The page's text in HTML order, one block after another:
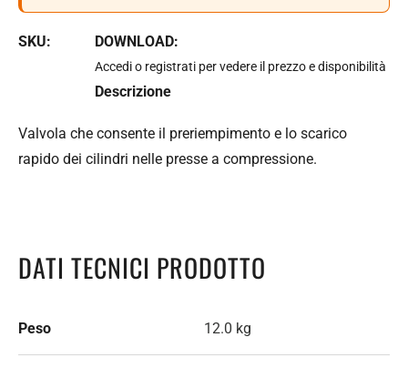
SKU: DOWNLOAD:
Accedi o registrati per vedere il prezzo e disponibilità
Descrizione
Valvola che consente il preriempimento e lo scarico
rapido dei cilindri nelle presse a compressione.
DATI TECNICI PRODOTTO
Peso 12.0 kg